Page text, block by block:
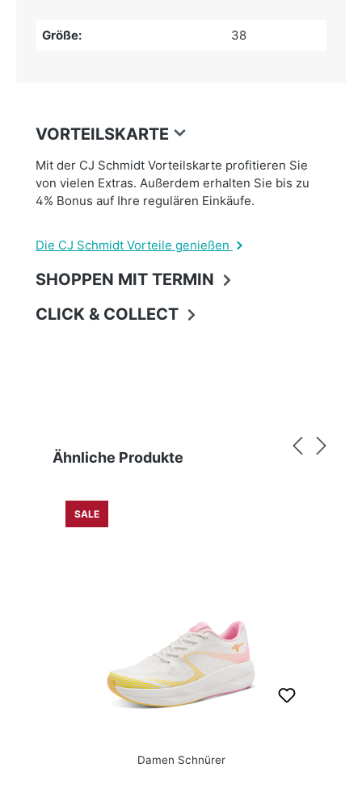
Größe: 38
VORTEILSKARTE
Mit der CJ Schmidt Vorteilskarte profitieren Sie
von vielen Extras. Außerdem erhalten Sie bis zu
4% Bonus auf Ihre regulären Einkäufe.
Die CJ Schmidt Vorteile genießen
SHOPPEN MIT TERMIN
CLICK & COLLECT
Produktgalerie überspringen
Ähnliche Produkte
SALE
Damen Schnürer